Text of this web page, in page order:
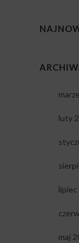
luty
maj